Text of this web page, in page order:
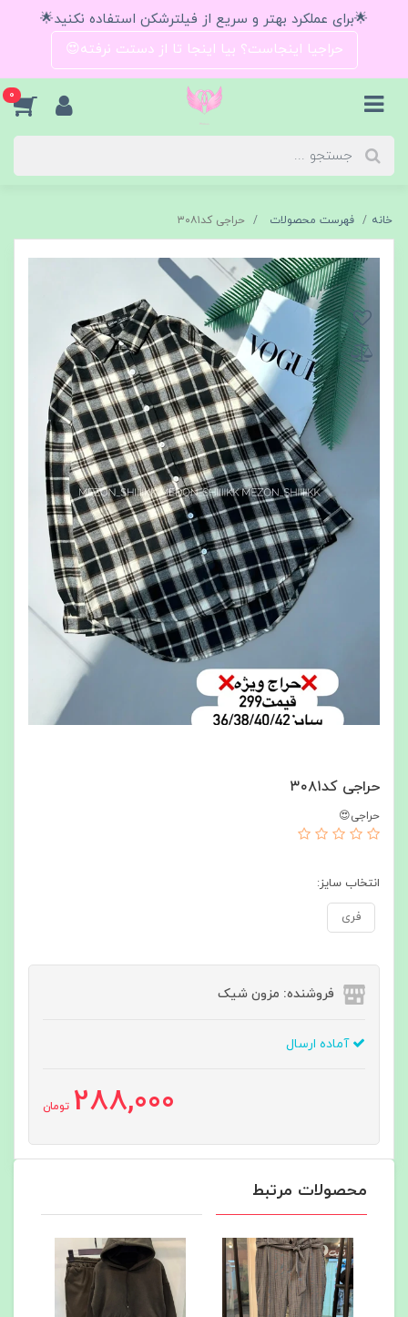
🌟برای عملکرد بهتر و سریع از فیلترشکن استفاده نکنید🌟
حراجیا اینجاست؟ بیا اینجا تا از دستت نرفته😍
0
خانه فهرست محصولات حراجی کد۳۰۸۱
حراجی کد۳۰۸۱
حراجی😍
انتخاب سایز:
فری
فروشنده: مزون شیک
آماده ارسال
288,000 تومان
محصولات مرتبط